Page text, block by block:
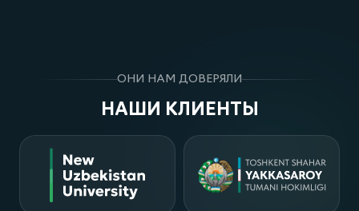
ОНИ НАМ ДОВЕРЯЛИ
НАШИ КЛИЕНТЫ